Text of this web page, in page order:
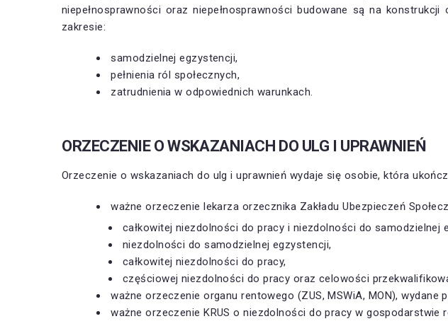
niepełnosprawności oraz niepełnosprawności budowane są na
zakresie:
samodzielnej egzystencji,
pełnienia ról społecznych,
zatrudnienia w odpowiednich warunkach.
ORZECZENIE O WSKAZANIACH DO ULG I UPRAWNIEŃ
Orzeczenie o wskazaniach do ulg i uprawnień wydaje się osobie, która
ważne orzeczenie lekarza orzecznika Zakładu Ubezpieczeń
całkowitej niezdolności do pracy i niezdolności do samodzielnej
niezdolności do samodzielnej egzystencji,
całkowitej niezdolności do pracy,
częściowej niezdolności do pracy oraz celowości
ważne orzeczenie organu rentowego (ZUS, MSWiA, MON),
ważne orzeczenie KRUS o niezdolności do pracy w gospodarstwie